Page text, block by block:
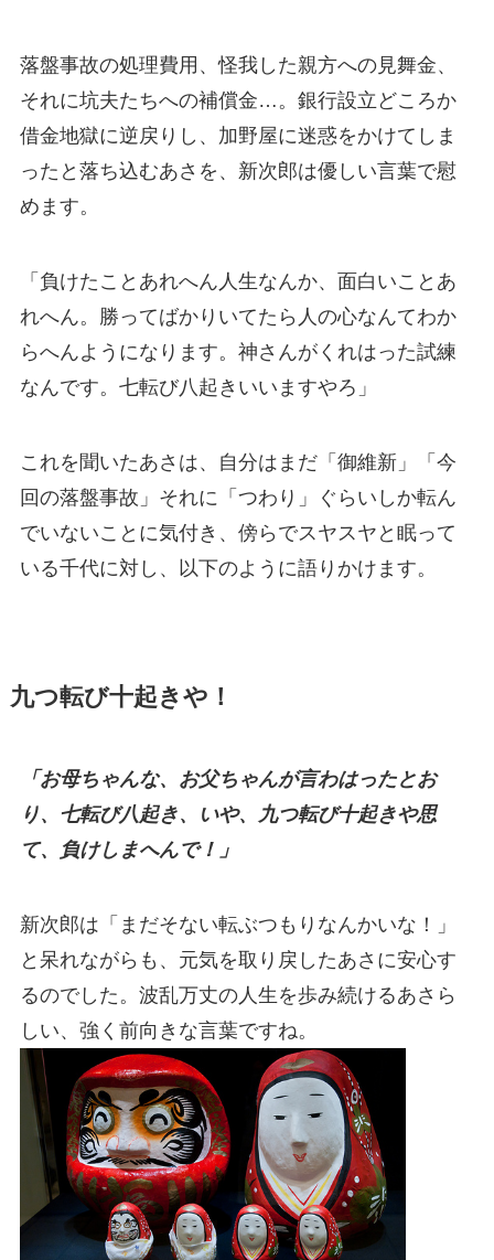
落盤事故の処理費用、怪我した親方への見舞金、
それに坑夫たちへの補償金…。銀行設立どころか
借金地獄に逆戻りし、加野屋に迷惑をかけてしま
ったと落ち込むあさを、新次郎は優しい言葉で慰
めます。
「負けたことあれへん人生なんか、面白いことあ
れへん。勝ってばかりいてたら人の心なんてわか
らへんようになります。神さんがくれはった試練
なんです。七転び八起きいいますやろ」
これを聞いたあさは、自分はまだ「御維新」「今
回の落盤事故」それに「つわり」ぐらいしか転ん
でいないことに気付き、傍らでスヤスヤと眠って
いる千代に対し、以下のように語りかけます。
九つ転び十起きや！
「お母ちゃんな、お父ちゃんが言わはったとお
り、七転び八起き、いや、九つ転び十起きや思
て、負けしまへんで！」
新次郎は「まだそない転ぶつもりなんかいな！」
と呆れながらも、元気を取り戻したあさに安心す
るのでした。波乱万丈の人生を歩み続けるあさら
しい、強く前向きな言葉ですね。